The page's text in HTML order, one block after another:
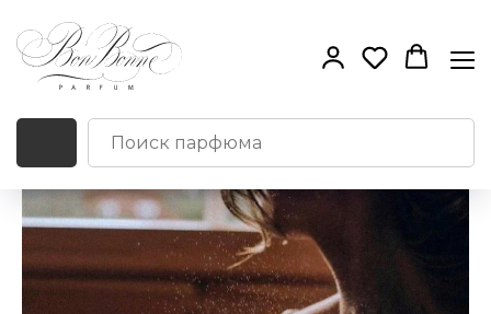
Стойкость и
оригинальность.